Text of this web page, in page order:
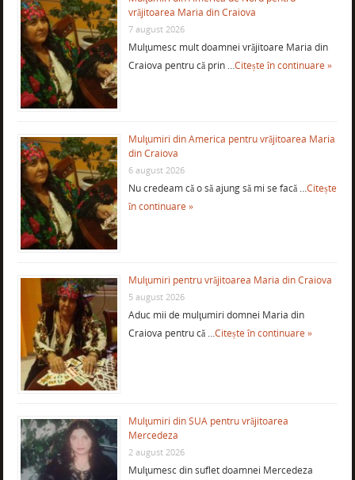
vrăjitoarea Maria din Craiova
7 august 2026
Mulţumesc mult doamnei vrăjitoare Maria din
Craiova pentru că prin …Citește în continuare »
Mulţumiri din America pentru vrăjitoarea Maria
din Craiova
6 august 2026
Nu credeam că o să ajung să mi se facă …Citește
în continuare »
Mulţumiri pentru vrăjitoarea Maria din Craiova
5 august 2026
Aduc mii de mulţumiri domnei Maria din
Craiova pentru că …Citește în continuare »
Mulţumiri din SUA pentru vrăjitoarea
Mercedeza
2 august 2026
Mulţumesc din suflet doamnei Mercedeza